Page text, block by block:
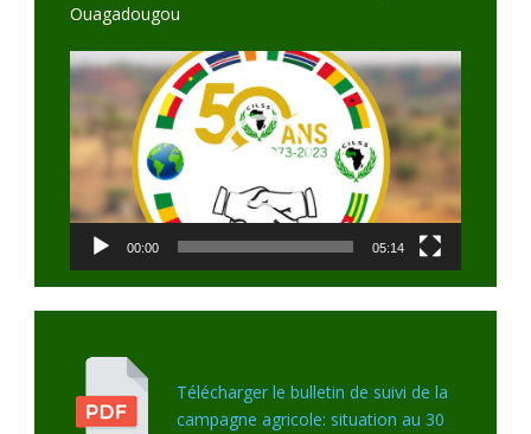
Ouagadougou
Video
Player
00:00 05:14
Télécharger le bulletin de suivi de la
campagne agricole: situation au 30